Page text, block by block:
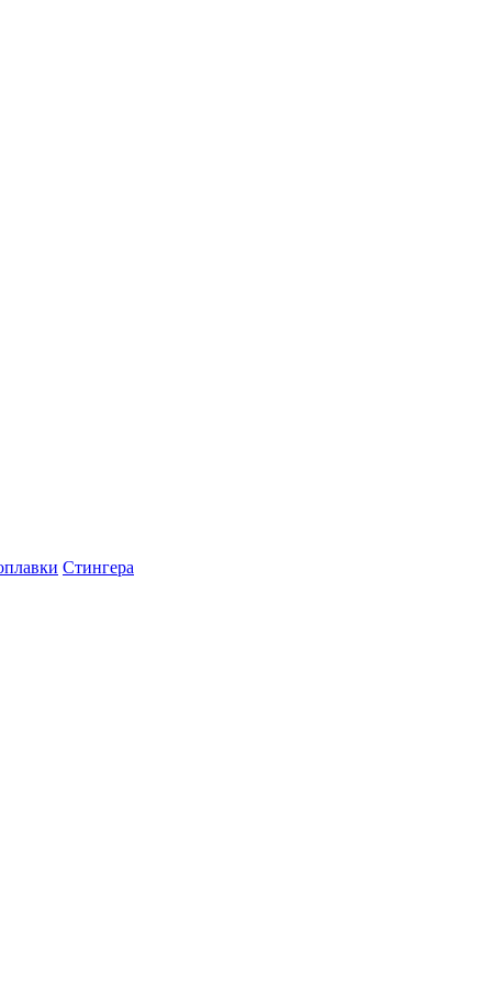
Стингера